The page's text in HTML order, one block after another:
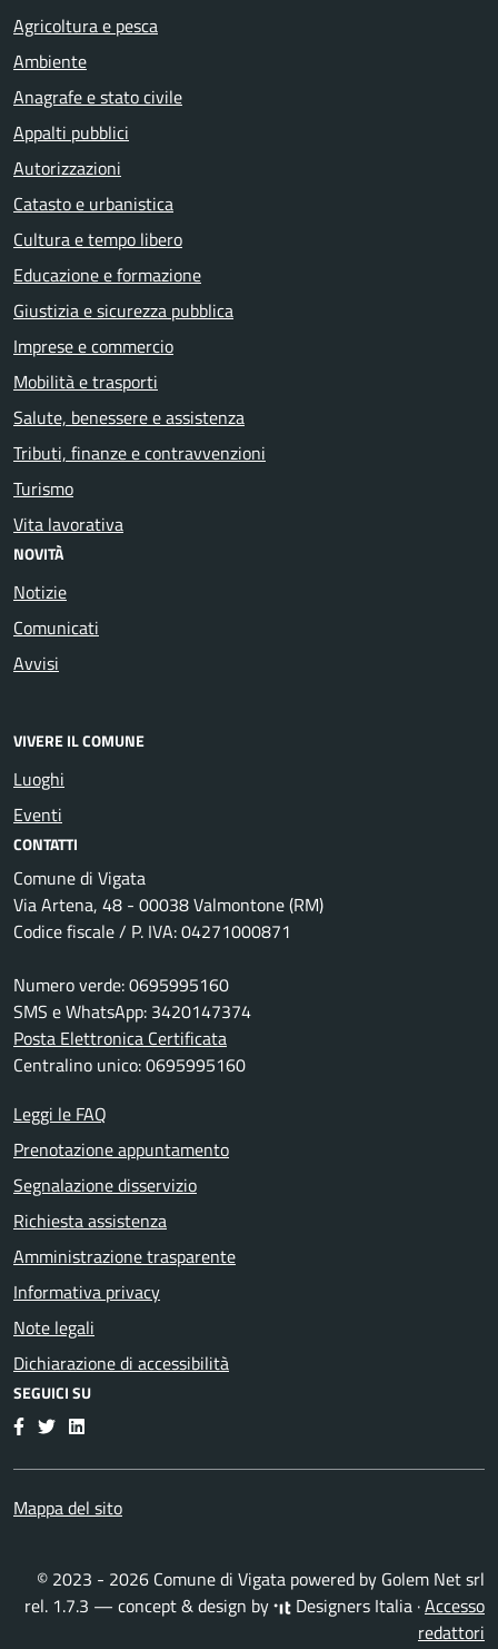
Agricoltura e pesca
Ambiente
Anagrafe e stato civile
Appalti pubblici
Autorizzazioni
Catasto e urbanistica
Cultura e tempo libero
Educazione e formazione
Giustizia e sicurezza pubblica
Imprese e commercio
Mobilità e trasporti
Salute, benessere e assistenza
Tributi, finanze e contravvenzioni
Turismo
Vita lavorativa
NOVITÀ
Notizie
Comunicati
Avvisi
VIVERE IL COMUNE
Luoghi
Eventi
CONTATTI
Comune di Vigata
Via Artena, 48 - 00038 Valmontone (RM)
Codice fiscale / P. IVA: 04271000871
Numero verde: 0695995160
SMS e WhatsApp: 3420147374
Posta Elettronica Certificata
Centralino unico: 0695995160
Leggi le FAQ
Prenotazione appuntamento
Segnalazione disservizio
Richiesta assistenza
Amministrazione trasparente
Informativa privacy
Note legali
Dichiarazione di accessibilità
SEGUICI SU
Facebook
TwitterLinkedIn
Mappa del sito
© 2023 - 2026 Comune di Vigata powered by Golem Net srl
rel. 1.7.3 — concept & design by
Designers Italia ·Accesso
redattori